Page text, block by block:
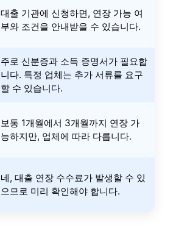
대출 기관에 신청하면, 연장 가능 여
부와 조건을 안내받을 수 있습니다.
주로 신분증과 소득 증명서가 필요합
니다. 특정 업체는 추가 서류를 요구
할 수 있습니다.
보통 1개월에서 3개월까지 연장 가
능하지만, 업체에 따라 다릅니다.
네, 대출 연장 수수료가 발생할 수 있
으므로 미리 확인해야 합니다.